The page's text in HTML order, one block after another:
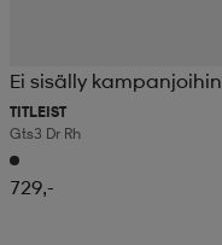
Ei sisälly kampanjoihin
TITLEIST
Gts3 Dr Rh
729,-